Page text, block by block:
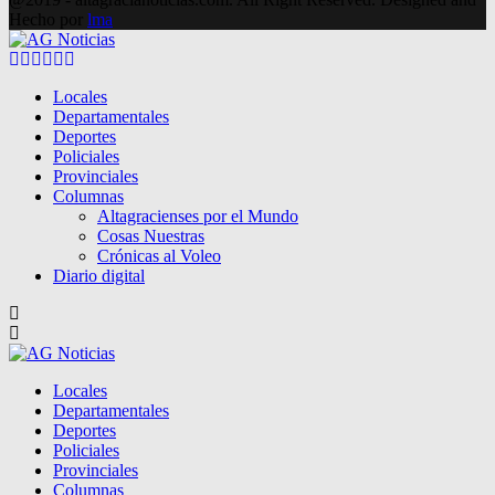
Hecho por lma
Facebook
Twitter
Instagram
Pinterest
Google
Locales
Departamentales
Deportes
Policiales
Provinciales
Columnas
Altagracienses por el Mundo
Cosas Nuestras
Crónicas al Voleo
Diario digital
Locales
Departamentales
Deportes
Policiales
Provinciales
Columnas